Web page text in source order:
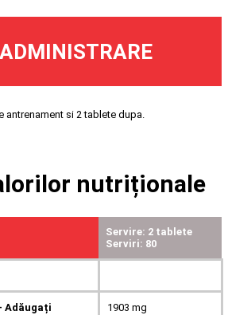
si 2 tablete dupa.
nutriționale
Servire: 2 tablete
Serviri: 80
Adăugați 1903 mg